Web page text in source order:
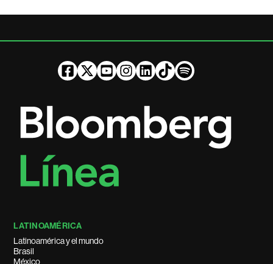
LATINOAMÉRICA
Latinoamérica y el mundo
Brasil
México